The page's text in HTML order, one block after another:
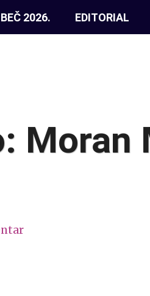
BEČ 2026. EDITORIAL
Moran